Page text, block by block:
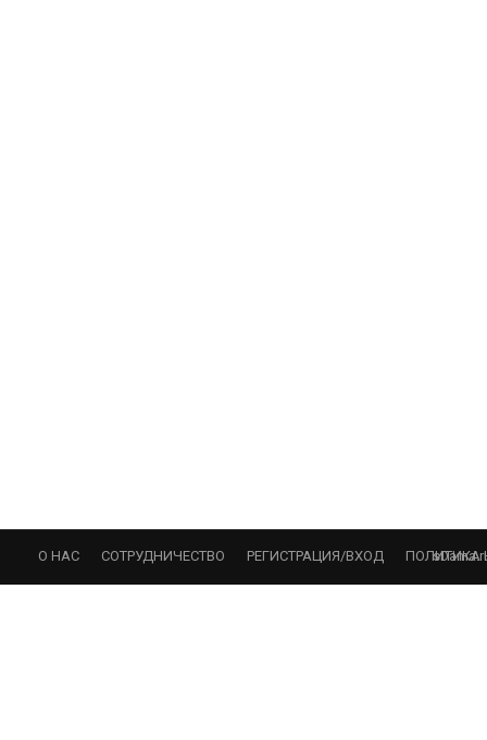
О НАС СОТРУДНИЧЕСТВО РЕГИСТРАЦИЯ/ВХОД ПОЛИТИКА